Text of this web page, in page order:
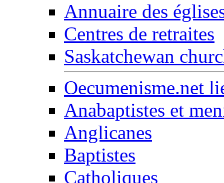
Annuaire des
Centres de retraites
Saskatchewan
Oecumenisme.net
Anabaptistes et
Anglicanes
Baptistes
Catholiques